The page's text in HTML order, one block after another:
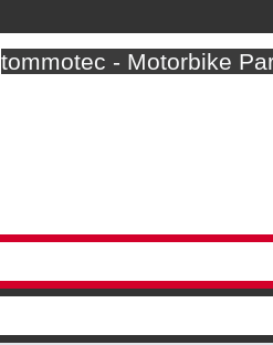
tommotec - Motorbike